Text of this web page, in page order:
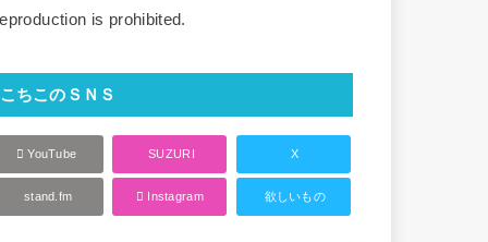
is prohibited.
こちこのＳＮＳ
YouTube SUZURI X
stand.fm Instagram 欲しいもの